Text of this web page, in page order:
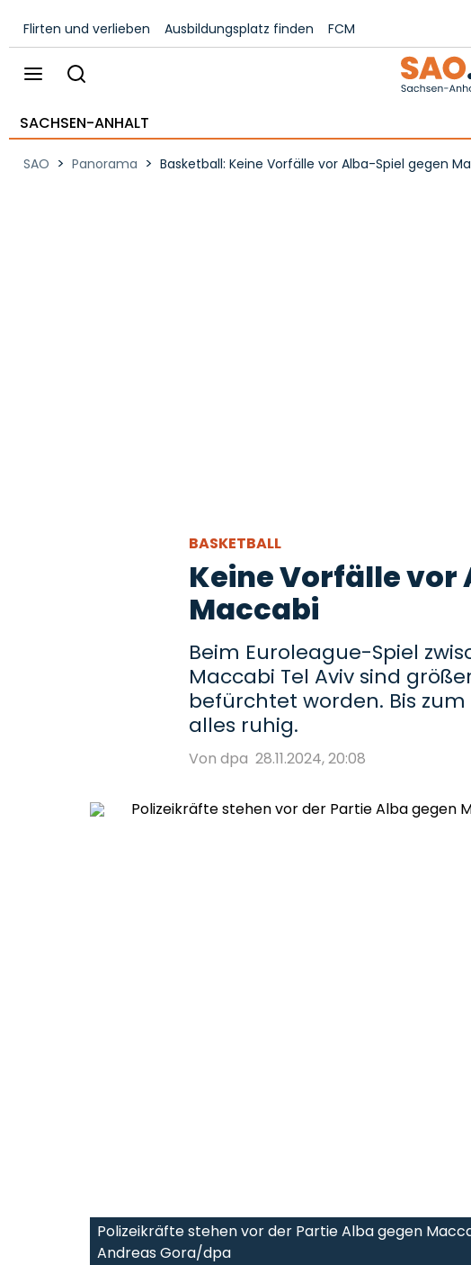
Flirten und verlieben Ausbildungsplatz finden FCM
SACHSEN-ANHALT
SAO > Panorama > Basketball: Keine Vorfälle vor Alba-Spiel gegen
BASKETBALL
Keine Vorfälle vor
Maccabi
Beim Euroleague-Spiel
Maccabi Tel Aviv sind
befürchtet worden. Bis
alles ruhig.
Von dpa 28.11.2024, 20:08
Polizeikräfte stehen vor der Partie Alba gegen
Andreas Gora/dpa